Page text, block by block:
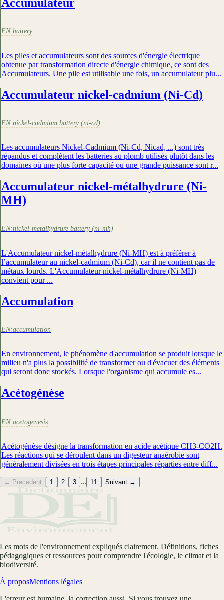
EN:battery
Les piles et accumulateurs sont des sources d'énergie électrique
obtenue par transformation directe d'énergie chimique, ce sont des
Accumulateurs. Une pile est utilisable une fois, un accumulateur plu...
Accumulateur nickel-cadmium (Ni-Cd)
EN:nickel-cadmium battery (ni-cd)
Les accumulateurs Nickel-Cadmium (Ni-Cd, Nicad, ...) sont très
répandus et complètent les batteries au plomb utilisés plutôt dans les
domaines où une plus forte capacité ou une grande puissance sont r...
Accumulateur nickel-métalhydrure (Ni-
MH)
EN:nickel-metalhydrure battery (ni-mh)
L'Accumulateur nickel-métalhydrure (Ni-MH) est à préférer à
l’accumulateur au nickel-cadmium (Ni-Cd), car il ne contient pas de
métaux lourds. L'Accumulateur nickel-métalhydrure (Ni-MH)
convient pour ...
Accumulation
EN:accumulation
En environnement, le phénomène d'accumulation se produit lorsque le
milieu n'a plus la possibilité de transformer ou d'évacuer des éléments
qui seront donc stockés. Lorsque l'organisme qui accumule es...
Acétogénèse
EN:acetogenesis
Acétogénèse désigne la transformation en acide acétique CH3-CO2H.
Les réactions qui se déroulent dans un digesteur anaérobie sont
généralement divisées en trois étapes principales réparties entre diff...
← Precedent 1 2 3 ... 11 Suivant →
Les mots de l'environnement expliqués clairement. Définitions, fiches
pédagogiques et ressources pour comprendre l'écologie, le climat et la
biodiversité.
À proposMentions légales